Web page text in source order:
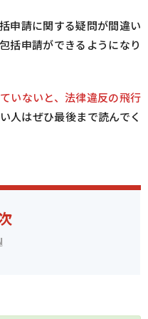
申請に関する疑問が間違い
括申請ができるようになり
いないと、法律違反の飛行
人はぜひ最後まで読んでく